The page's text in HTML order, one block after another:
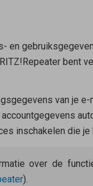
bent
van je e-
inschakelen die
over de
).